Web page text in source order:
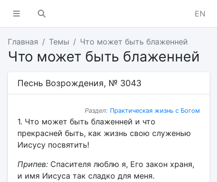
EN
Главная Темы Что может быть блаженней
Что может быть блаженней
Песнь Возрождения, № 3043
Раздел: Практическая жизнь с Богом
1. Что может быть блаженней и что
прекрасней быть, как жизнь свою служенью
Иисусу посвятить!
Припев: Спасителя люблю я, Его закон храня,
и имя Иисуса так сладко для меня.